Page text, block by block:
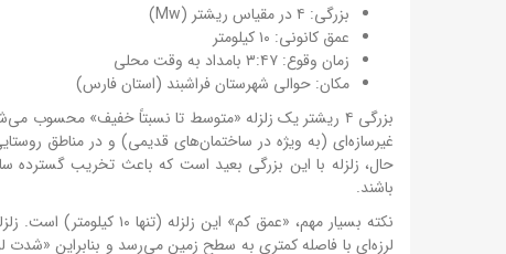
بزرگی: ۴ در مقیاس ریشتر (Mw)
عمق کانونی: ۱۰ کیلومتر
زمان وقوع: ۳:۴۷ بامداد به وقت محلی
مکان: حوالی شهرستان فراشبند (استان فارس)
بزرگی ۴ ریشتر یک زلزله «متوسط تا نسبتاً خفیف»
غیرسازه‌ای (به ویژه در ساختمان‌های قدیمی) و در مناطق
حال، زلزله با این بزرگی بعید است که باعث تخریب گسترده
باشند.